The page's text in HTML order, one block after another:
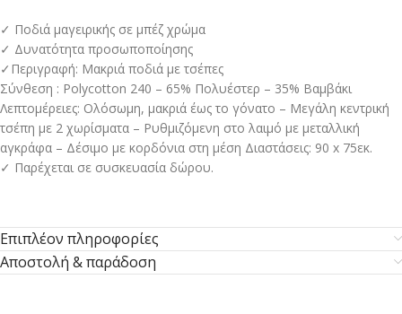
✓ Ποδιά μαγειρικής σε μπέζ χρώμα
✓ Δυνατότητα προσωποποίησης
✓Περιγραφή: Μακριά ποδιά με τσέπες
Σύνθεση : Polycotton 240 – 65% Πολυέστερ – 35% Βαμβάκι
Λεπτομέρειες: Ολόσωμη, μακριά έως το γόνατο – Μεγάλη κεντρική
τσέπη με 2 χωρίσματα – Ρυθμιζόμενη στο λαιμό με μεταλλική
αγκράφα – Δέσιμο με κορδόνια στη μέση Διαστάσεις: 90 x 75εκ.
✓ Παρέχεται σε συσκευασία δώρου. ​
Επιπλέον πληροφορίες
Αποστολή & παράδοση